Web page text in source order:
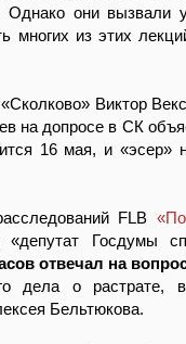
Однако они вызвали
многих из этих
Виктор
на допросе в СК
16 мая, и «эсер»
FLB
«депутат Госдумы
отвечал на
дела о растрате,
Бельтюкова.